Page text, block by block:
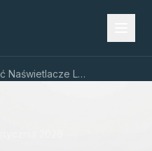
Jak Wybrać Naświetlacze LED Zewnętrzne: Praktyczny Poradnik dla Właścicieli Domów